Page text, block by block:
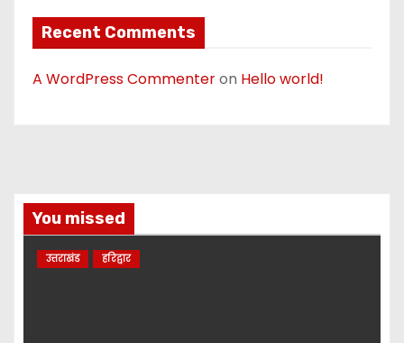
Recent Comments
A WordPress Commenteron Hello world!
You missed
उत्तराखंड हरिद्वार